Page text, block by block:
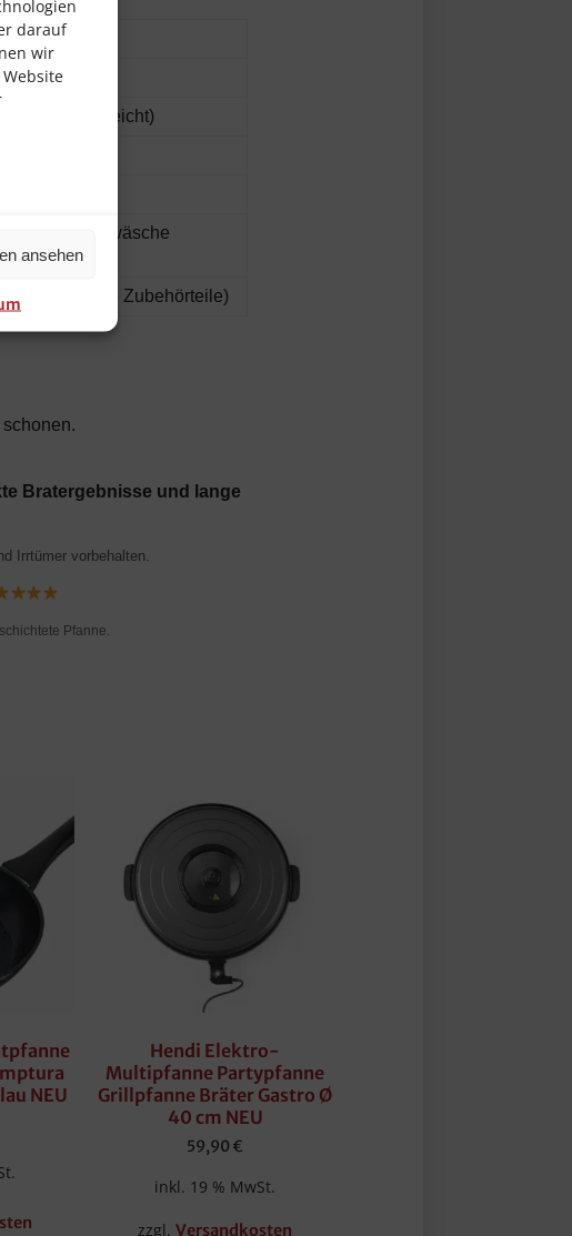
darauf
wir
ansehen
Guss
(pflegleicht)
Handwäsche
(ohne weitere Zubehörteile)
Bratergebnisse und lange
Irrtümer vorbehalten.
Pfanne.
NEU
Hendi Elektro-
Multipfanne Partypfanne
Grillpfanne Bräter Gastro Ø
40 cm NEU
59,90 €
inkl. 19 % MwSt.
zzgl.Versandkosten